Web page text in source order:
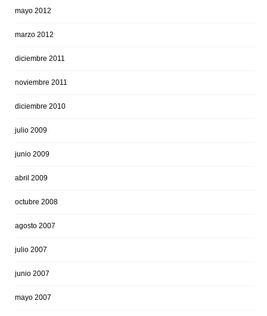
mayo 2012
marzo 2012
diciembre 2011
noviembre 2011
diciembre 2010
julio 2009
junio 2009
abril 2009
octubre 2008
agosto 2007
julio 2007
junio 2007
mayo 2007